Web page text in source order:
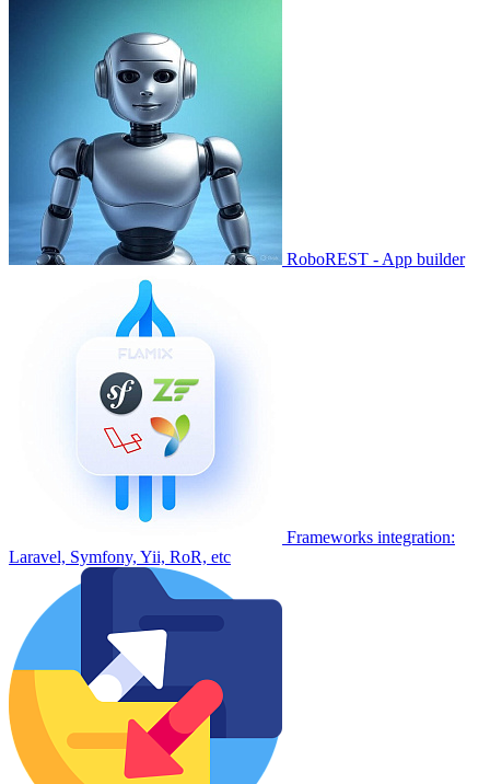
RoboREST - App builder
Frameworks integration:
Laravel, Symfony, Yii, RoR, etc